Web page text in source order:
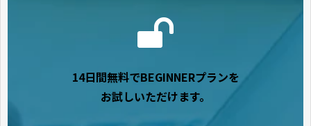
14日間無料でBEGINNERプランを
お試しいただけます。